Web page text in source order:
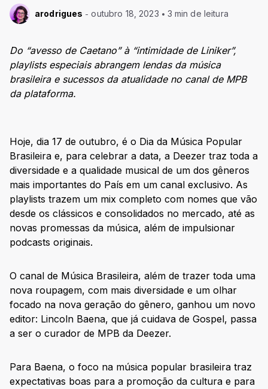
arodrigues outubro 18, 2023 3 min de leitura
Do “avesso de Caetano” à “intimidade de Liniker”,
playlists especiais abrangem lendas da música
brasileira e sucessos da atualidade no canal de MPB
da plataforma.
Hoje, dia 17 de outubro, é o Dia da Música Popular
Brasileira e, para celebrar a data, a Deezer traz toda a
diversidade e a qualidade musical de um dos gêneros
mais importantes do País em um canal exclusivo. As
playlists trazem um mix completo com nomes que vão
desde os clássicos e consolidados no mercado, até as
novas promessas da música, além de impulsionar
podcasts originais.
O canal de Música Brasileira, além de trazer toda uma
nova roupagem, com mais diversidade e um olhar
focado na nova geração do gênero, ganhou um novo
editor: Lincoln Baena, que já cuidava de Gospel, passa
a ser o curador de MPB da Deezer.
Para Baena, o foco na música popular brasileira traz
expectativas boas para a promoção da cultura e para